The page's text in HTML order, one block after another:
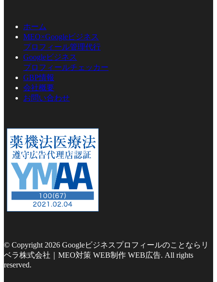
ホーム
MEO×Googleビジネス
プロフィール管理代行
Googleビジネス
プロフィールチェッカー
GBP情報
会社概要
お問い合わせ
© Copyright 2026 Googleビジネスプロフィールのことならリ
ベラ株式会社｜MEO対策 WEB制作 WEB広告. All rights
reserved.